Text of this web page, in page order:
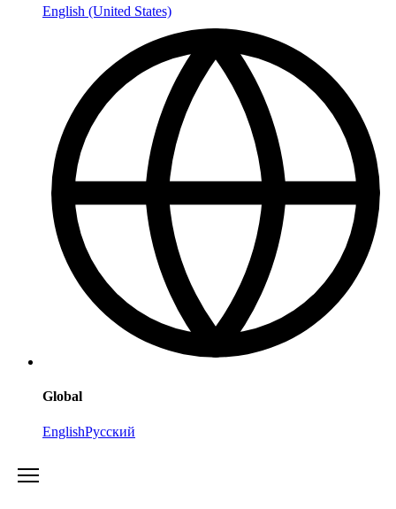
English (United States)
Global
EnglishРусский